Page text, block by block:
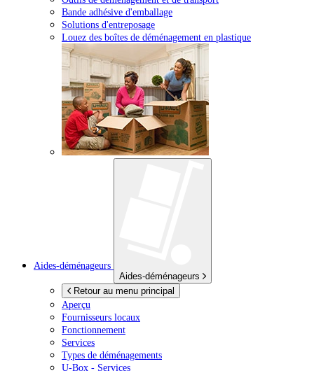
Bande adhésive d'emballage
Solutions d'entreposage
Louez des boîtes de déménagement en plastique
Aides-déménageurs
Aides-déménageurs
Retour au menu principal
Aperçu
Fournisseurs locaux
Fonctionnement
Services
Types de déménagements
U-Box - Services